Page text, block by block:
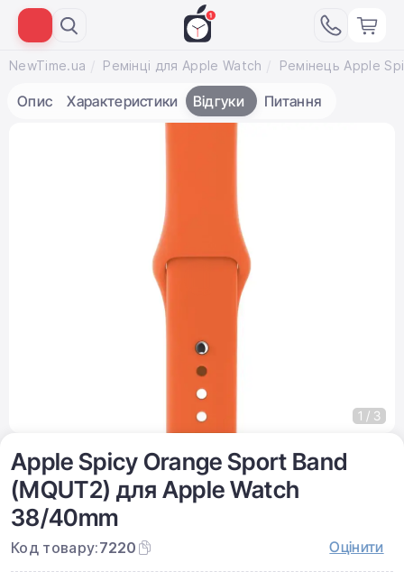
NewTime.ua Ремінці для Apple Watch
Опис Характеристики Відгуки Питання
Apple Spicy Orange Sport Band
(MQUT2) для Apple Watch
38/40mm
Код товару:7220 Оцінити
1 / 3